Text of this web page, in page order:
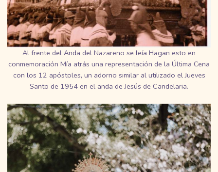
Al frente del Anda del Nazareno se leía Hagan esto en
conmemoración Mía atrás una representación de la Última Cena
con los 12 apóstoles, un adorno similar al utilizado el Jueves
Santo de 1954 en el anda de Jesús de Candelaria.